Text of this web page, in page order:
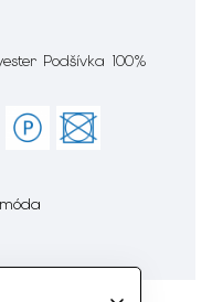
Podšívka 100%